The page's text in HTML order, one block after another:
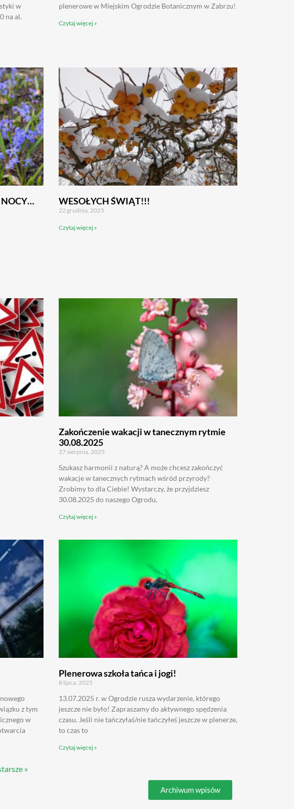
w
na al.
plenerowe w Miejskim Ogrodzie Botanicznym w Zabrzu!
Czytaj więcej »
NOCY… WESOŁYCH ŚWIĄT!!!
22 grudnia, 2025
Czytaj więcej »
Zakończenie wakacji w tanecznym rytmie
30.08.2025
27 sierpnia, 2025
Szukasz harmonii z naturą? A może chcesz zakończyć
wakacje w tanecznych rytmach wśród przyrody?
Zrobimy to dla Ciebie! Wystarczy, że przyjdziesz
30.08.2025 do naszego Ogrodu,
Czytaj więcej »
z tym
w
Plenerowa szkoła tańca i jogi!
8 lipca, 2025
13.07.2025 r. w Ogrodzie rusza wydarzenie, którego
jeszcze nie było! Zapraszamy do aktywnego spędzenia
czasu. Jeśli nie tańczyłaś/nie tańczyłeś jeszcze w plenerze,
to czas to
Czytaj więcej »
»
Archiwum wpisów